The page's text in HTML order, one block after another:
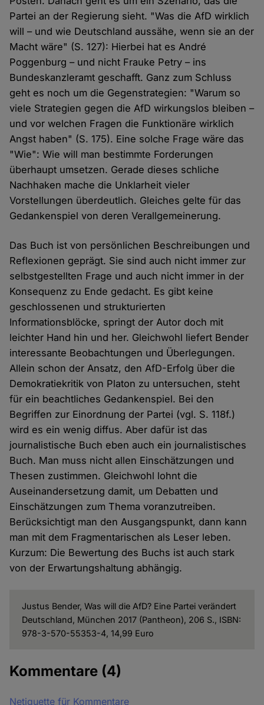
Partei an der Regierung sieht. "Was die AfD wirklich
will – und wie Deutschland aussähe, wenn sie an der
Macht wäre" (S. 127): Hierbei hat es André
Poggenburg – und nicht Frauke Petry – ins
Bundeskanzleramt geschafft. Ganz zum Schluss
geht es noch um die Gegenstrategien: "Warum so
viele Strategien gegen die AfD wirkungslos bleiben –
und vor welchen Fragen die Funktionäre wirklich
Angst haben" (S. 175). Eine solche Frage wäre das
"Wie": Wie will man bestimmte Forderungen
überhaupt umsetzen. Gerade dieses schliche
Nachhaken mache die Unklarheit vieler
Vorstellungen überdeutlich. Gleiches gelte für das
Gedankenspiel von deren Verallgemeinerung.
Das Buch ist von persönlichen Beschreibungen und
Reflexionen geprägt. Sie sind auch nicht immer zur
selbstgestellten Frage und auch nicht immer in der
Konsequenz zu Ende gedacht. Es gibt keine
geschlossenen und strukturierten
Informationsblöcke, springt der Autor doch mit
leichter Hand hin und her. Gleichwohl liefert Bender
interessante Beobachtungen und Überlegungen.
Allein schon der Ansatz, den AfD-Erfolg über die
Demokratiekritik von Platon zu untersuchen, steht
für ein beachtliches Gedankenspiel. Bei den
Begriffen zur Einordnung der Partei (vgl. S. 118f.)
wird es ein wenig diffus. Aber dafür ist das
journalistische Buch eben auch ein journalistisches
Buch. Man muss nicht allen Einschätzungen und
Thesen zustimmen. Gleichwohl lohnt die
Auseinandersetzung damit, um Debatten und
Einschätzungen zum Thema voranzutreiben.
Berücksichtigt man den Ausgangspunkt, dann kann
man mit dem Fragmentarischen als Leser leben.
Kurzum: Die Bewertung des Buchs ist auch stark
von der Erwartungshaltung abhängig.
Justus Bender, Was will die AfD? Eine Partei verändert
Deutschland, München 2017 (Pantheon), 206 S., ISBN:
978-3-570-55353-4, 14,99 Euro
Kommentare (4)
Netiquette für Kommentare